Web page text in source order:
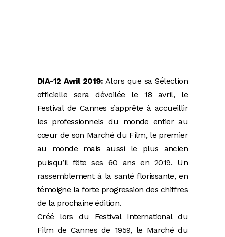
DIA-12 Avril 2019: Alors que sa Sélection
officielle sera dévoilée le 18 avril, le
Festival de Cannes s’apprête à accueillir
les professionnels du monde entier au
cœur de son Marché du Film, le premier
au monde mais aussi le plus ancien
puisqu’il fête ses 60 ans en 2019. Un
rassemblement à la santé florissante, en
témoigne la forte progression des chiffres
de la prochaine édition.
Créé lors du Festival International du
Film de Cannes de 1959, le Marché du